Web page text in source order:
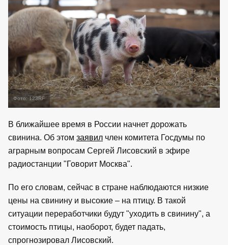
Фото: 123RF
В ближайшее время в России начнет дорожать
свинина. Об этом заявил член комитета Госдумы по
аграрным вопросам Сергей Лисовский в эфире
радиостанции "Говорит Москва".
По его словам, сейчас в стране наблюдаются низкие
цены на свинину и высокие – на птицу. В такой
ситуации переработчики будут "уходить в свинину", а
стоимость птицы, наоборот, будет падать,
спрогнозировал Лисовский.